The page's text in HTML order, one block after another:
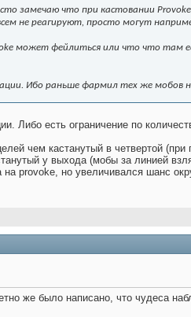
замечаю что при кастовании
не реагируют, просто могут
может фейлиться или что что там
Ибо раньше фармил тех же мобов
Либо есть ограничение по
чем кастанутый в четвертой (при
у выхода (мобы за линией
provoke, но увеличивался шанс
же было написано, что